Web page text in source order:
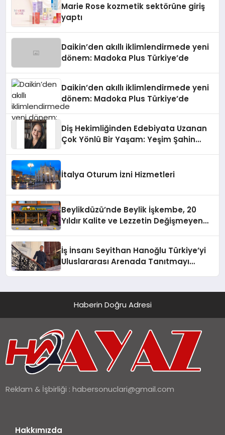
Marie Rose kozmetik sektörüne giriş
yaptı
Daikin’den akıllı iklimlendirmede yeni
dönem: Madoka Plus Türkiye’de
Daikin’den akıllı iklimlendirmede yeni
dönem: Madoka Plus Türkiye’de
Diş Hekimliğinden Edebiyata Uzanan
Çok Yönlü Bir Yaşam: Yeşim Şahin
İtalya Oturum İzni Hizmetleri
Beylikdüzü’nde Beylik İşkembe, 20
Yıldır Kalite ve Lezzetin Değişmeyen
İş İnsanı Seyithan Hanoğlu Türkiye’yi
Uluslararası Arenada Tanıtmayı
Haberin Doğru Adresi
Reklam & İşbirliği :habersonuclari@gmail.com
Hakkımızda